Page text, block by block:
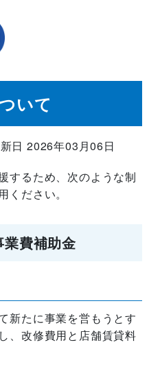
いて
日 2026年03月06日
するため、次のような制
ください。
費補助金
新たに事業を営もうとす
、改修費用と店舗賃貸料